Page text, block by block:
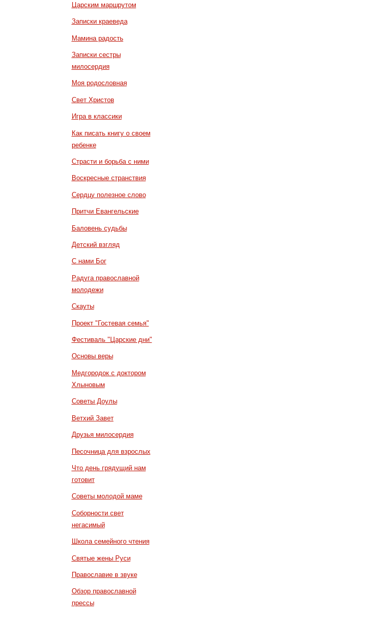
Царским маршрутом
Записки краеведа
Мамина радость
Записки сестры
милосердия
Моя родословная
Свет Христов
Игра в классики
Как писать книгу о своем
ребенке
Страсти и борьба с ними
Воскресные странствия
Сердцу полезное слово
Притчи Евангельские
Баловень судьбы
Детский взгляд
С нами Бог
Радуга православной
молодежи
Скауты
Проект "Гостевая семья"
Фестиваль "Царские дни"
Основы веры
Медгородок с доктором
Хлыновым
Советы Доулы
Ветхий Завет
Друзья милосердия
Песочница для взрослых
Что день грядущий нам
готовит
Советы молодой маме
Соборности свет
негасимый
Школа семейного чтения
Святые жены Руси
Православие в звуке
Обзор православной
прессы